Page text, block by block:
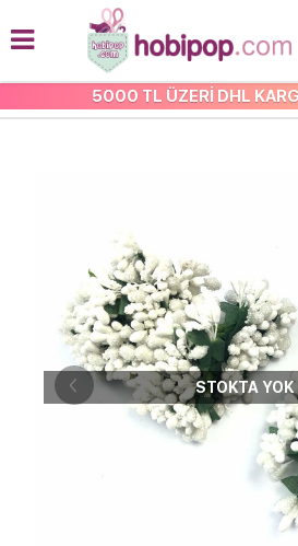
5000 TL ÜZERİ DHL
YAPAY ÇİÇEKLER
STOKTA YOK